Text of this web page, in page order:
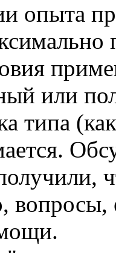
опыта
или
типа
вопросы,